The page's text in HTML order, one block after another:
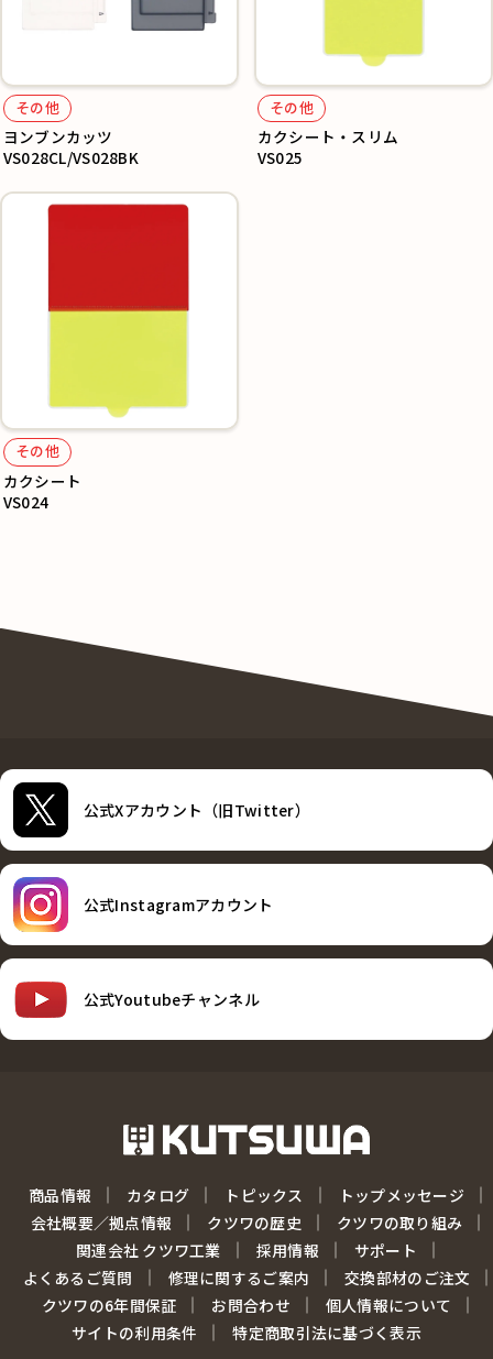
その他
ヨンブンカッツ
VS028CL/VS028BK
その他
カクシート・スリム
VS025
その他
カクシート
VS024
公式Xアカウント（旧Twitter）
公式Instagramアカウント
公式Youtubeチャンネル
商品情報 カタログ トピックス
トップメッセージ
会社概要／拠点情報
クツワの歴史
クツワの取り組み
関連会社 クツワ工業
採用情報
サポート
よくあるご質問
修理に関するご案内
交換部材のご注文
クツワの6年間保証
お問合わせ
個人情報について
サイトの利用条件
特定商取引法に基づく表示